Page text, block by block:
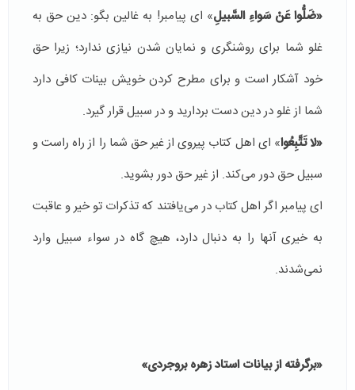
«ضَلُّوا عَنْ سَواءِ السَّبیلِ» ای پیامبر! به غالین بگو:‌ دین حق به
غلو شما برای روشنگری و نمایان شدن نیازی ندارد؛ زیرا حق
خود آشكار است و برای مطرح كردن خویش بینات كافی دارد
شما از غلو در دین دست بردارید و در سبیل قرار گیرد.
«لا تَتَّبِعُوا» ای اهل كتاب پیروی از غیر حق شما را از راه راست و
سبیل حق دور می‌كند. از غیر حق دور بشوید.
ای پیامبر اگر اهل كتاب در می‌یافتند كه تذكرات تو خیر و عاقبت
به خیری آنها را به دنبال دارد، هیچ گاه در سواء‌ سبیل وارد
نمی‌شدند.
«برگرفته از بیانات استاد زهره بروجردی»